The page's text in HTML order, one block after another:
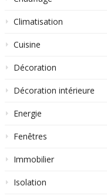
Climatisation
Cuisine
Décoration
Décoration intérieure
Energie
Fenêtres
Immobilier
Isolation